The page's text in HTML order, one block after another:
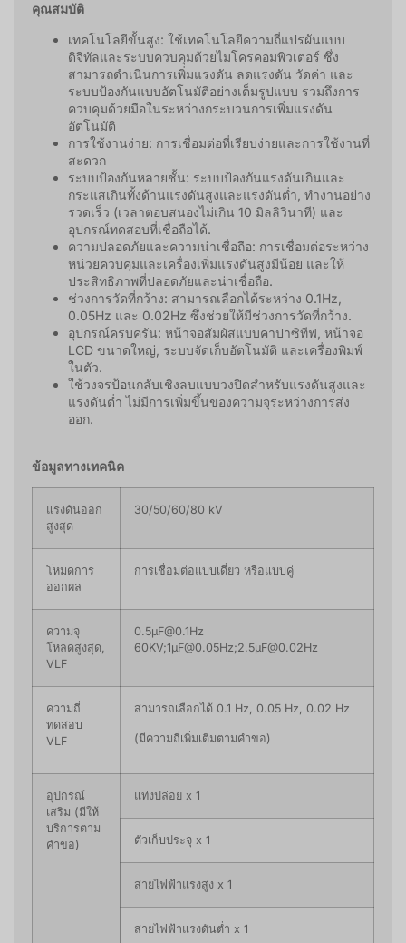
คุณสมบัติ
เทคโนโลยีขั้นสูง: ใช้เทคโนโลยีความถี่แปรผันแบบ
ดิจิทัลและระบบควบคุมด้วยไมโครคอมพิวเตอร์ ซึ่ง
สามารถดำเนินการเพิ่มแรงดัน ลดแรงดัน วัดค่า และ
ระบบป้องกันแบบอัตโนมัติอย่างเต็มรูปแบบ รวมถึงการ
ควบคุมด้วยมือในระหว่างกระบวนการเพิ่มแรงดัน
อัตโนมัติ
การใช้งานง่าย: การเชื่อมต่อที่เรียบง่ายและการใช้งานที่
สะดวก
ระบบป้องกันหลายชั้น: ระบบป้องกันแรงดันเกินและ
กระแสเกินทั้งด้านแรงดันสูงและแรงดันต่ำ, ทำงานอย่าง
รวดเร็ว (เวลาตอบสนองไม่เกิน 10 มิลลิวินาที) และ
อุปกรณ์ทดสอบที่เชื่อถือได้.
ความปลอดภัยและความน่าเชื่อถือ: การเชื่อมต่อระหว่าง
หน่วยควบคุมและเครื่องเพิ่มแรงดันสูงมีน้อย และให้
ประสิทธิภาพที่ปลอดภัยและน่าเชื่อถือ.
ช่วงการวัดที่กว้าง: สามารถเลือกได้ระหว่าง 0.1Hz,
0.05Hz และ 0.02Hz ซึ่งช่วยให้มีช่วงการวัดที่กว้าง.
อุปกรณ์ครบครัน: หน้าจอสัมผัสแบบคาปาซิทีฟ, หน้าจอ
LCD ขนาดใหญ่, ระบบจัดเก็บอัตโนมัติ และเครื่องพิมพ์
ในตัว.
ใช้วงจรป้อนกลับเชิงลบแบบวงปิดสำหรับแรงดันสูงและ
แรงดันต่ำ ไม่มีการเพิ่มขึ้นของความจุระหว่างการส่ง
ออก.
ข้อมูลทางเทคนิค
แรงดันออก
สูงสุด
30/50/60/80 kV
โหมดการ
ออกผล
การเชื่อมต่อแบบเดี่ยว หรือแบบคู่
ความจุ
โหลดสูงสุด,
VLF
0.5μF@0.1Hz
60KV;1μF@0.05Hz;2.5μF@0.02Hz
ความถี่
ทดสอบ
VLF
สามารถเลือกได้ 0.1 Hz, 0.05 Hz, 0.02 Hz
(มีความถี่เพิ่มเติมตามคำขอ)
อุปกรณ์
เสริม (มีให้
บริการตาม
คำขอ)
แท่งปล่อย x 1
ตัวเก็บประจุ x 1
สายไฟฟ้าแรงสูง x 1
สายไฟฟ้าแรงดันต่ำ x 1